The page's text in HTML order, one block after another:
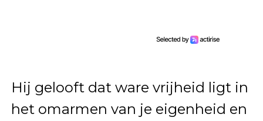
Hij gelooft dat ware vrijheid ligt in
het omarmen van je eigenheid en